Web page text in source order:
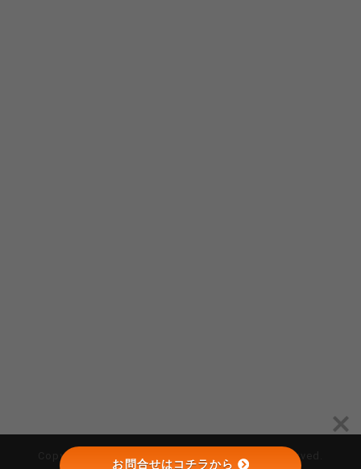
Copyright © （株）オーゴシ建設 All Rights Reserved.
お問合せはコチラから